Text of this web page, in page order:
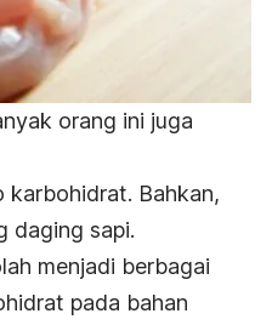
orang ini juga
karbohidrat. Bahkan,
daging sapi.
menjadi berbagai
pada bahan